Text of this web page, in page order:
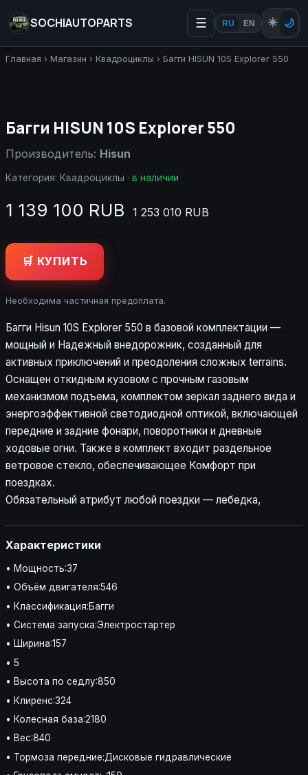
SOCHIAUTOPARTS ☰ RU EN ☀️ 🌙
Главная › Магазин › Квадроциклы › Багги HISUN 10S Explorer 550
Багги HISUN 10S Explorer 550
Производитель: Hisun
Категория: Квадроциклы · в наличии
1 139 100 RUB 1 253 010 RUB
🛒 КУПИТЬ
Необходима частичная предоплата.
Багги Hisun 10S Explorer 550 в базовой комплектации —
мощный и Надежный внедорожник, созданный для
активных приключений и преодоления сложных terrains.
Оснащен откидным кузовом с прочным газовым
механизмом подъема, комплектом зеркал заднего вида и
энергоэффективной светодиодной оптикой, включающей
передние и задние фонари, поворотники и дневные
ходовые огни. Также в комплект входит раздельное
ветровое стекло, обеспечивающее Комфорт при
поездках.
Обязательный атрибут любой поездки — лебедка,
Характеристики
• Мощность:37
• Объём двигателя:546
• Классификация:Багги
• Система запуска:Электростартер
• Ширина:157
• 5
• Высота по седлу:850
• Клиренс:324
• Колесная база:2180
• Вес:840
• Тормоза передние:Дисковые гидравлические